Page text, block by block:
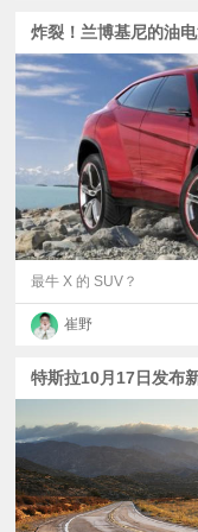
炸裂！兰博基尼的油
最牛 X 的 SUV？
崔野
特斯拉10月17日发布